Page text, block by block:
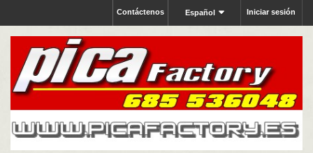
Iniciar sesión
Español
Contáctenos